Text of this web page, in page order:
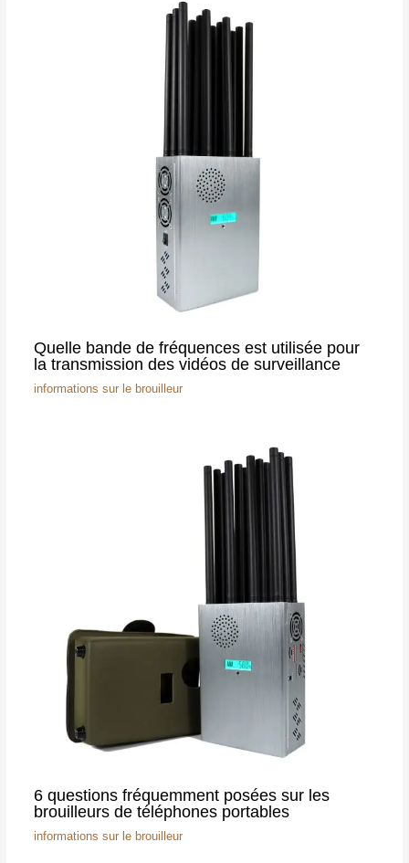
Quelle bande de fréquences est utilisée pour
la transmission des vidéos de surveillance
informations sur le brouilleur
6 questions fréquemment posées sur les
brouilleurs de téléphones portables
informations sur le brouilleur